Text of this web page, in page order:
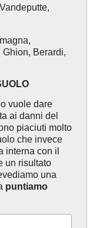
Berardi,
vuole dare
ai danni del
piaciuti molto
che invece
interna con il
un risultato
una
puntiamo